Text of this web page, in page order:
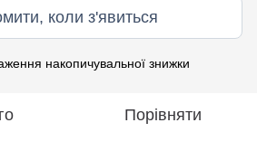
коли з'явиться
накопичувальної знижки
Порівняти